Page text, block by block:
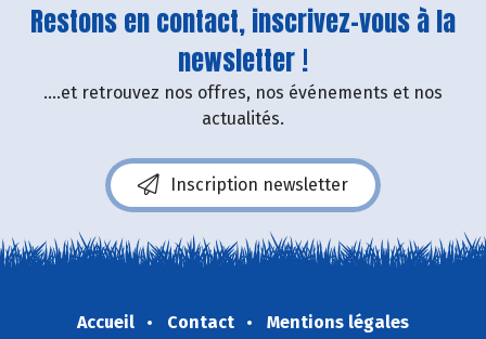
Restons en contact, inscrivez-vous à la
newsletter !
....et retrouvez nos offres, nos événements et nos
actualités.
Inscription newsletter
Accueil Contact
Mentions légales